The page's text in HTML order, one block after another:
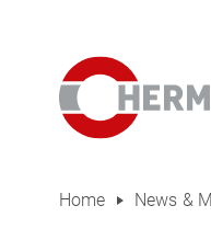
Das HERMLE
Das
Home News &